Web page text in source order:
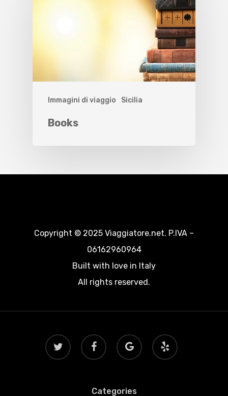
Immagini di viaggio Sicilia
Books
Copyright © 2025 Viaggiatore.net. P.IVA –
06162960964
Built with love in Italy
All rights reserved.
twitter facebook
google-
plus
yelp
Categories